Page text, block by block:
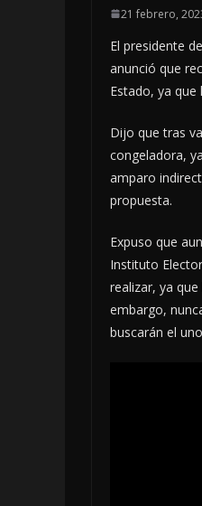
21 febrero,
El presidente
anunció que
Estado, ya
Dijo que tras
congeladora,
amparo
propuesta.
Expuso que
Instituto
realizar, ya
embargo,
buscarán el